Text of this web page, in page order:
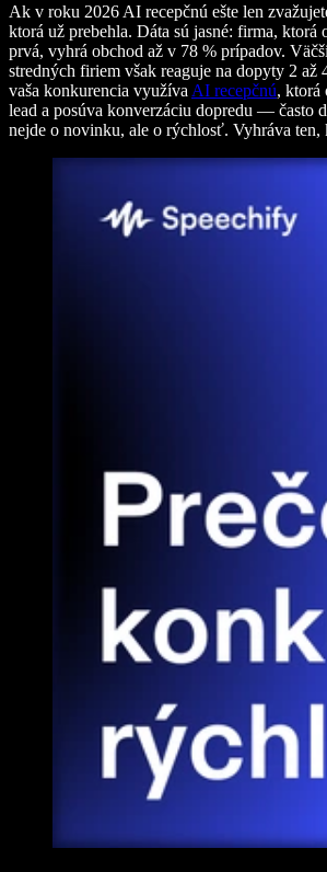
Ak v roku 2026 AI recepčnú ešte len
ktorá už prebehla. Dáta sú jasné: firma, ktorá
prvá, vyhrá obchod až v 78 % prípadov.
stredných firiem však reaguje na dopyty 2 až
vaša konkurencia využíva AI recepčnú, ktorá
lead a posúva konverzáciu dopredu — často
nejde o novinku, ale o rýchlosť. Vyhráva ten,